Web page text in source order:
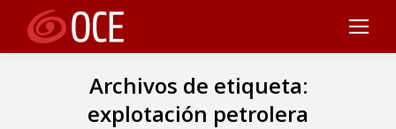
Archivos de etiqueta:
explotación petrolera